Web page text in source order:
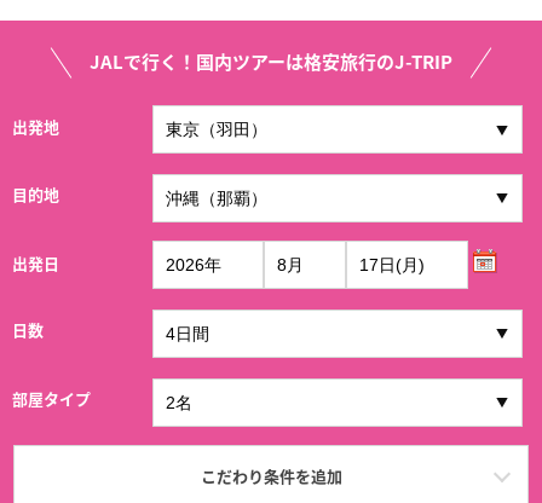
JALで行く！国内ツアーは格安旅行のJ-TRIP
出発地
目的地
出発日
日数
部屋タイプ
こだわり条件を追加